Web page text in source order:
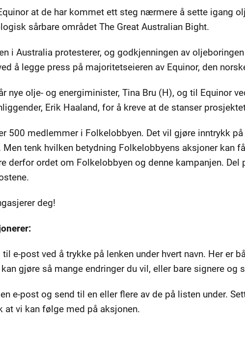
at de har kommet ett steg nærmere å sette igang
sårbare området The Great Australian Bight.
i Australia protesterer, og godkjenningen av oljeboringen
å legge press på majoritetseieren av Equinor, den
nye olje- og energiminister, Tina Bru (H), og til Equinor
Erik Haaland, for å kreve at de stanser
500 medlemmer i Folkelobbyen. Det vil gjøre inntrykk
tenk hvilken betydning Folkelobbyens aksjoner kan
derfor ordet om Folkelobbyen og denne kampanjen. Del
deg!
e-post ved å trykke på lenken under hvert navn. Her er
gjøre så mange endringer du vil, eller bare signere og
e-post og send til en eller flere av de på listen under.
at vi kan følge med på aksjonen.